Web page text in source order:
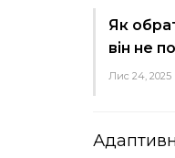
Як
він не
Лис 24, 2025